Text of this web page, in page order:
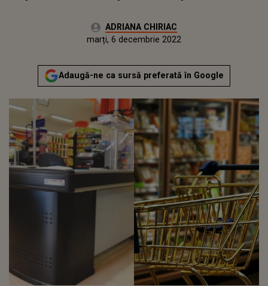
Autor:ADRIANA CHIRIAC
marți, 6 decembrie 2022Actualizat:
marți, 6 decembrie 2022
Adaugă-ne ca sursă preferată în Google